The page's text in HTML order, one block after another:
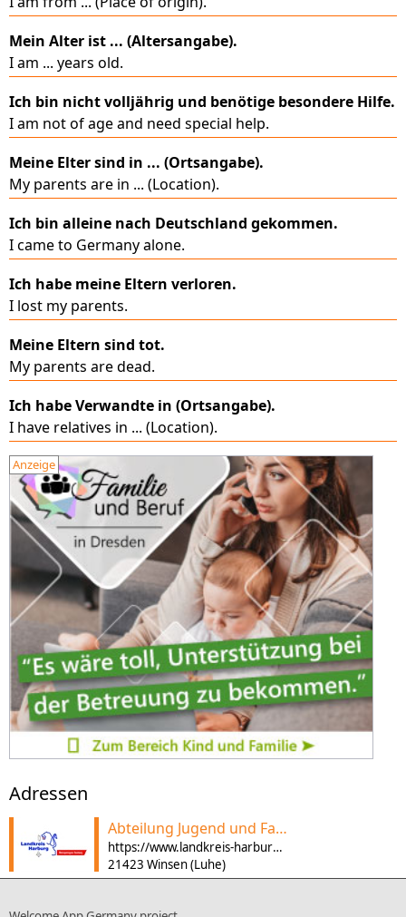
Mein Alter ist ... (Altersangabe).
I am ... years old.
Ich bin nicht volljährig und benötige besondere Hilfe.
I am not of age and need special help.
Meine Elter sind in ... (Ortsangabe).
My parents are in ... (Location).
Ich bin alleine nach Deutschland gekommen.
I came to Germany alone.
Ich habe meine Eltern verloren.
I lost my parents.
Meine Eltern sind tot.
My parents are dead.
Ich habe Verwandte in (Ortsangabe).
I have relatives in ... (Location).
Anzeige
Adressen
Abteilung Jugend und Familie
https://www.landkreis-harburg.de
21423 Winsen (Luhe)